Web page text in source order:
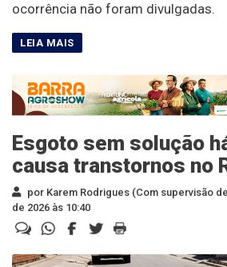
ocorrência não foram divulgadas.
Esgoto sem solução
causa transtornos no
por Karem Rodrigues (Com supervisão
de 2026 às 10:40